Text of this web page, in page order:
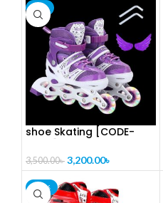
-9%
shoe Skating [CODE-
3,500.00৳ 3,200.00৳
-16%